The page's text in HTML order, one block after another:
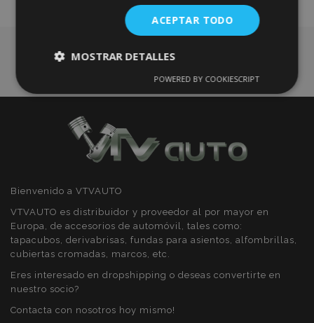
Deseos
Bienvenido a VTVAUTO
VTVAUTO es distribuidor y proveedor al por mayor en
Europa, de accesorios de automóvil, tales como:
tapacubos, derivabrisas, fundas para asientos, alfombrillas,
cubiertas cromadas, marcos, etc.
Eres interesado en dropshipping o deseas convertirte en
nuestro socio?
Contacta con nosotros hoy mismo!
ACEPTAR TODO
MOSTRAR DETALLES
estrictamente
Cookies de
rendimiento
Cookies de
Cookies de
Cookies estrictamente necesarias
Cookies de preferencias
POWERED BY COOKIESCRIPT